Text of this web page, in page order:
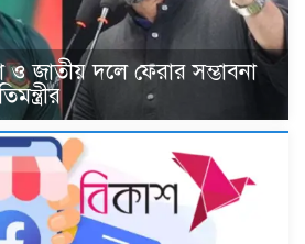
ও জাতীয় দলে ফেরার সম্ভাবনা